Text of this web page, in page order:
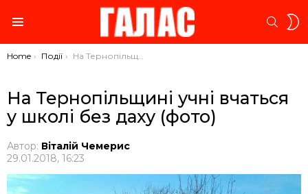
You are here:
Home Події На Тернопільщині учні вчаться у школі без даху (фото)
На Тернопільщині учні вчаться
у школі без даху (фото)
Автор: Віталій Чемерис
29.01.2018, 16:23